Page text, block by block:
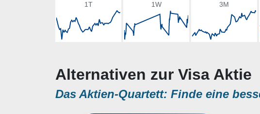
1T 1W 3M
Alternativen zur Visa Aktie
Das Aktien-Quartett: Finde eine